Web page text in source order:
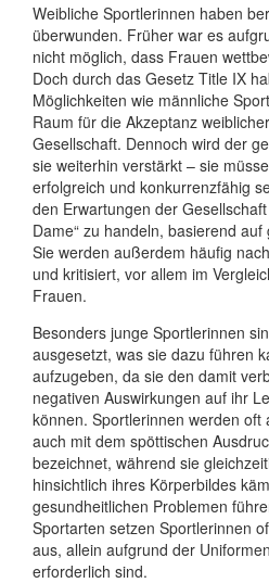
Weibliche Sportlerinnen haben
überwunden. Früher war es
nicht möglich, dass Frauen
Doch durch das Gesetz Title IX
Möglichkeiten wie männliche
Raum für die Akzeptanz
Gesellschaft. Dennoch wird der
sie weiterhin verstärkt – sie
erfolgreich und konkurrenzfähig
den Erwartungen der
Dame“ zu handeln, basierend
Sie werden außerdem häufig
und kritisiert, vor allem im
Frauen.
Besonders junge Sportlerinnen
ausgesetzt, was sie dazu führen
aufzugeben, da sie den damit
negativen Auswirkungen auf ihr
können. Sportlerinnen werden oft
auch mit dem spöttischen
bezeichnet, während sie
hinsichtlich ihres Körperbildes
gesundheitlichen Problemen
Sportarten setzen Sportlerinnen
aus, allein aufgrund der
erforderlich sind.